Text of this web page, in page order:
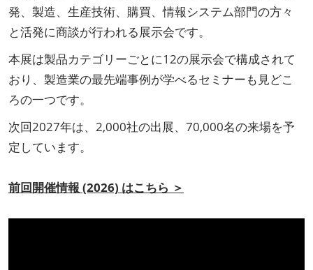
発、製造、生産技術、購買、情報システム部門の方々
と活発に商談が行われる展示会です。
本展は製品カテゴリーごとに12の展示会で構成されて
おり、製造業の最先端事例が学べるセミナーも見どこ
ろの一つです。
次回2027年は、2,000社の出展、70,000名の来場を予
定しています。
前回開催情報 (2026) はこちら ＞